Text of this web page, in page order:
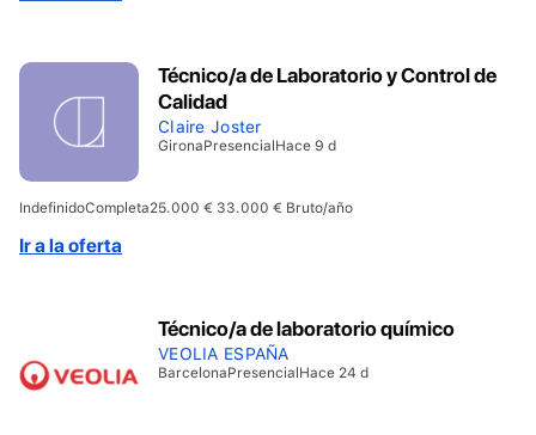
Técnico/a de Laboratorio y Control de
Calidad
Claire Joster
GironaPresencialHace 9 d
IndefinidoCompleta25.000 € 33.000 € Bruto/año
Ir a la oferta
Técnico/a de laboratorio químico
VEOLIA ESPAÑA
BarcelonaPresencialHace 24 d